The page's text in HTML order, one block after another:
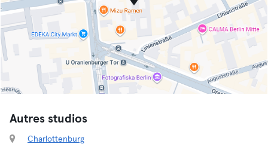
Autres studios
Charlottenburg